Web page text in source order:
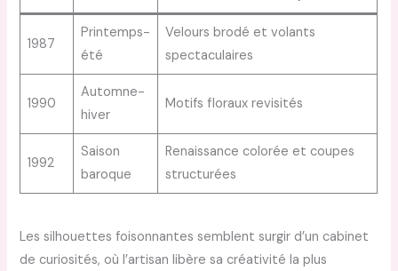
1987
Printemps-
été
Velours brodé et volants
spectaculaires
1990
Automne-
hiver
Motifs floraux revisités
1992
Saison
baroque
Renaissance colorée et coupes
structurées
Les silhouettes foisonnantes semblent surgir d’un cabinet
de curiosités, où l’artisan libère sa créativité la plus